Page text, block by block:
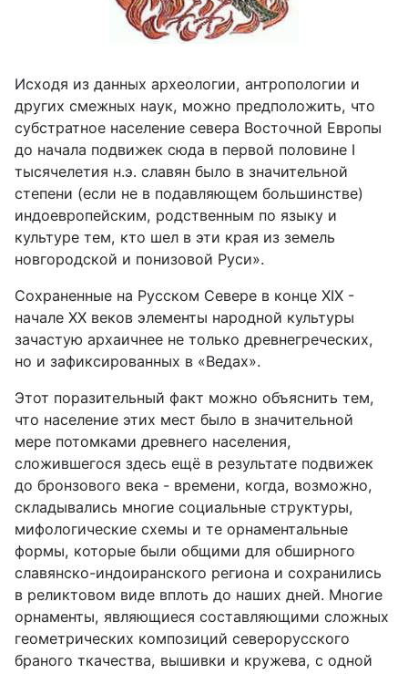
Исходя из данных археологии, антропологии и
других смежных наук, можно предположить, что
субстратное население севера Восточной Европы
до начала подвижек сюда в первой половине I
тысячелетия н.э. славян было в значительной
степени (если не в подавляющем большинстве)
индоевропейским, родственным по языку и
культуре тем, кто шел в эти края из земель
новгородской и понизовой Руси».
Сохраненные на Русском Севере в конце XIX -
начале XX веков элементы народной культуры
зачастую архаичнее не только древнегреческих,
но и зафиксированных в «Ведах».
Этот поразительный факт можно объяснить тем,
что население этих мест было в значительной
мере потомками древнего населения,
сложившегося здесь ещё в результате подвижек
до бронзового века - времени, когда, возможно,
складывались многие социальные структуры,
мифологические схемы и те орнаментальные
формы, которые были общими для обширного
славянско-индоиранского региона и сохранились
в реликтовом виде вплоть до наших дней. Многие
орнаменты, являющиеся составляющими сложных
геометрических композиций северорусского
браного ткачества, вышивки и кружева, с одной